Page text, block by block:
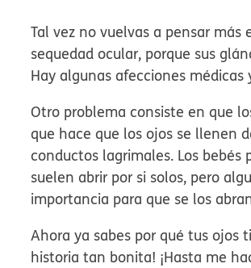
Tal vez no vuelvas a pensar
sequedad ocular, porque sus
Hay algunas afecciones
Otro problema consiste en que
que hace que los ojos se llenen
conductos lagrimales. Los
suelen abrir por si solos, pero
importancia para que se los
Ahora ya sabes por qué tus ojos
historia tan bonita! ¡Hasta me